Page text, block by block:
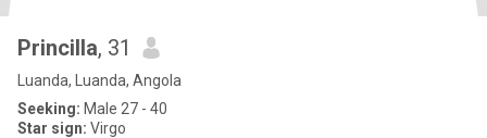
Princilla, 31
Luanda, Luanda, Angola
Seeking: Male 27 - 40
Star sign: Virgo